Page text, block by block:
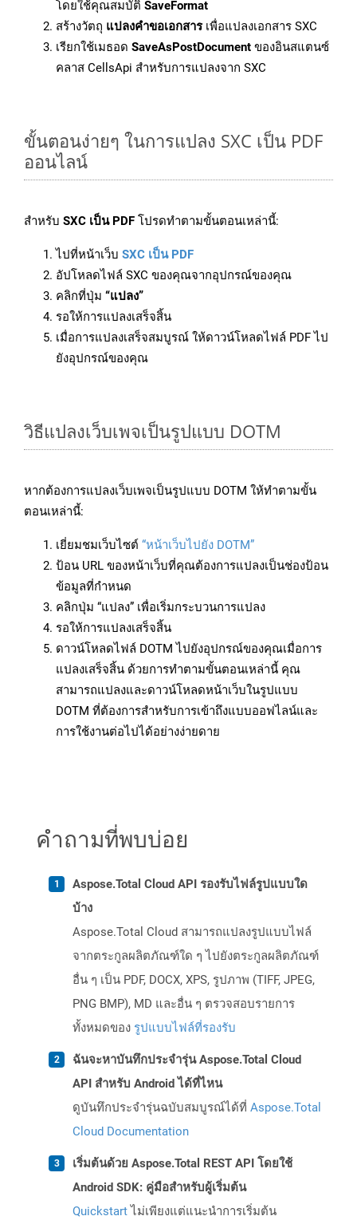
โดยใช้คุณสมบัติ SaveFormat
สร้างวัตถุ แปลงคำขอเอกสารเพื่อแปลงเอกสาร SXC
เรียกใช้เมธอด SaveAsPostDocument ของอินสแตนซ์
คลาส CellsApi สำหรับการแปลงจาก SXC
ขั้นตอนง่ายๆ ในการแปลง SXC เป็น PDF
ออนไลน์
สำหรับ SXC เป็น PDF โปรดทำตามขั้นตอนเหล่านี้:
ไปที่หน้าเว็บ SXC เป็น PDF
อัปโหลดไฟล์ SXC ของคุณจากอุปกรณ์ของคุณ
คลิกที่ปุ่ม “แปลง”
รอให้การแปลงเสร็จสิ้น
เมื่อการแปลงเสร็จสมบูรณ์ ให้ดาวน์โหลดไฟล์ PDF ไป
ยังอุปกรณ์ของคุณ
วิธีแปลงเว็บเพจเป็นรูปแบบ DOTM
หากต้องการแปลงเว็บเพจเป็นรูปแบบ DOTM ให้ทำตามขั้น
ตอนเหล่านี้:
เยี่ยมชมเว็บไซต์ “หน้าเว็บไปยัง DOTM”
ป้อน URL ของหน้าเว็บที่คุณต้องการแปลงเป็นช่องป้อน
ข้อมูลที่กำหนด
คลิกปุ่ม “แปลง” เพื่อเริ่มกระบวนการแปลง
รอให้การแปลงเสร็จสิ้น
ดาวน์โหลดไฟล์ DOTM ไปยังอุปกรณ์ของคุณเมื่อการ
แปลงเสร็จสิ้น ด้วยการทำตามขั้นตอนเหล่านี้ คุณ
สามารถแปลงและดาวน์โหลดหน้าเว็บในรูปแบบ
DOTM ที่ต้องการสำหรับการเข้าถึงแบบออฟไลน์และ
การใช้งานต่อไปได้อย่างง่ายดาย
คำถามที่พบบ่อย
Aspose.Total Cloud API รองรับไฟล์รูปแบบใด
บ้าง
Aspose.Total Cloud สามารถแปลงรูปแบบไฟล์
จากตระกูลผลิตภัณฑ์ใด ๆ ไปยังตระกูลผลิตภัณฑ์
อื่น ๆ เป็น PDF, DOCX, XPS, รูปภาพ (TIFF, JPEG,
PNG BMP), MD และอื่น ๆ ตรวจสอบรายการ
ทั้งหมดของ รูปแบบไฟล์ที่รองรับ
ฉันจะหาบันทึกประจำรุ่น Aspose.Total Cloud
API สำหรับ Android ได้ที่ไหน
ดูบันทึกประจำรุ่นฉบับสมบูรณ์ได้ที่ Aspose.Total
Cloud Documentation
เริ่มต้นด้วย Aspose.Total REST API โดยใช้
Android SDK: คู่มือสำหรับผู้เริ่มต้น
Quickstartไม่เพียงแต่แนะนำการเริ่มต้น